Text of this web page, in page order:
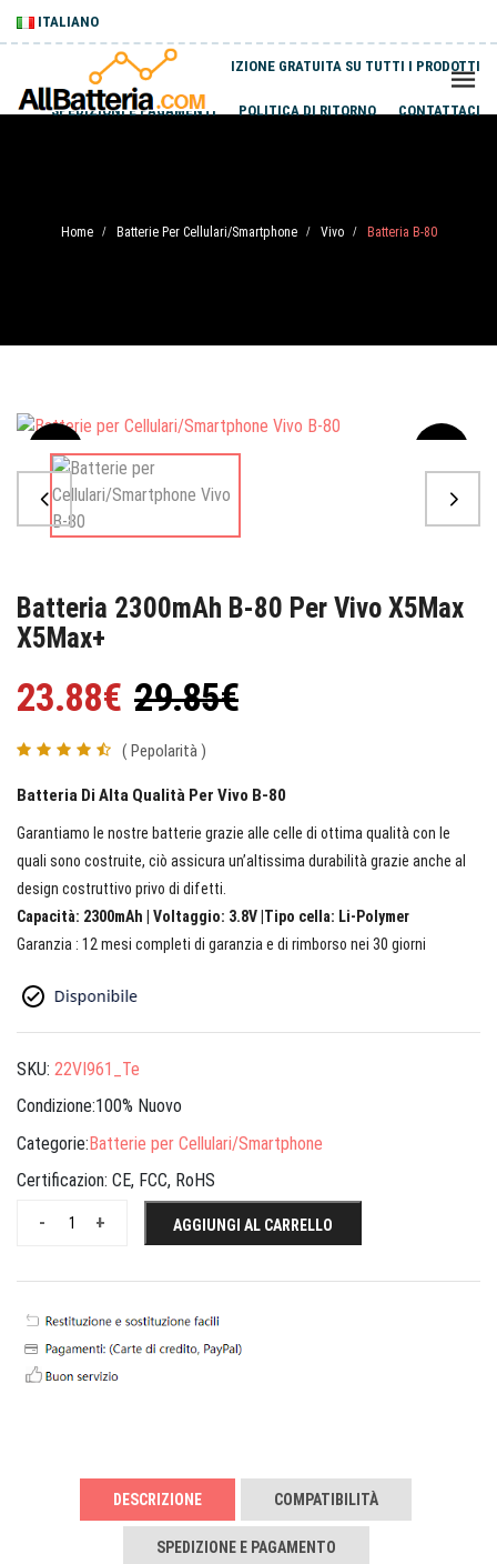
ITALIANO
SPEDIZIONE GRATUITA SU TUTTI I PRODOTTI
SPEDIZIONI E PAGAMENTI POLITICA DI RITORNO CONTATTACI
Home / Batterie Per Cellulari/Smartphone / Vivo / Batteria B-80
Sale
Batteria 2300mAh B-80 Per Vivo X5Max
X5Max+
23.88€ 29.85€
( Pepolarità )
Batteria Di Alta Qualità Per Vivo B-80
Garantiamo le nostre batterie grazie alle celle di ottima qualità con le
quali sono costruite, ciò assicura un’altissima durabilità grazie anche al
design costruttivo privo di difetti.
Capacità: 2300mAh | Voltaggio: 3.8V |Tipo cella: Li-Polymer
Garanzia : 12 mesi completi di garanzia e di rimborso nei 30 giorni
SKU: 22VI961_Te
Condizione:100% Nuovo
Categorie:Batterie per Cellulari/Smartphone
Certificazion: CE, FCC, RoHS
+
- AGGIUNGI AL CARRELLO
DESCRIZIONE COMPATIBILITÀ
SPEDIZIONE E PAGAMENTO